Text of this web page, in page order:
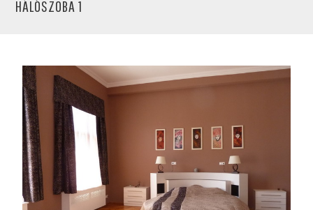
HÁLÓSZOBA 1